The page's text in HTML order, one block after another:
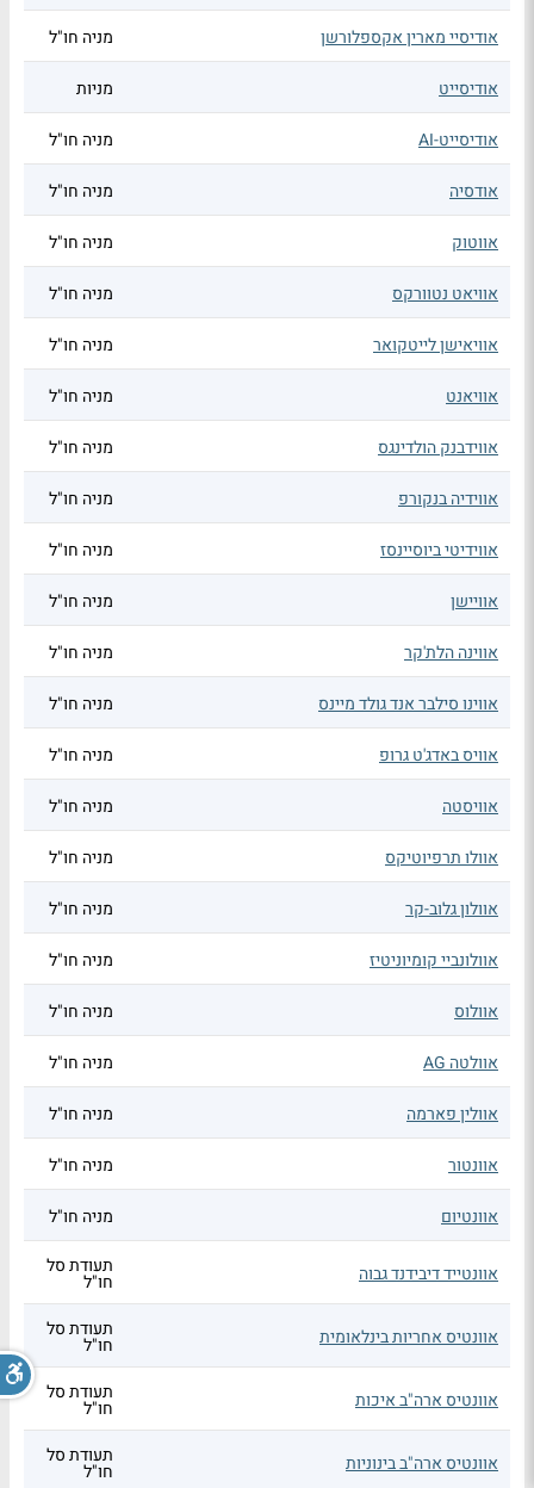
אודיסיי מארין אקספלורשן מניה חו"ל
אודיסייט מניות
אודיסייט-AI מניה חו"ל
אודסיה מניה חו"ל
אווטוק מניה חו"ל
אוויאט נטוורקס מניה חו"ל
אוויאישן לייטקואר מניה חו"ל
אוויאנט מניה חו"ל
אווידבנק הולדינגס מניה חו"ל
אווידיה בנקורפ מניה חו"ל
אווידיטי ביוסיינסז מניה חו"ל
אוויישן מניה חו"ל
אווינה הלת'קר מניה חו"ל
אווינו סילבר אנד גולד מיינס מניה חו"ל
אוויס באדג'ט גרופ מניה חו"ל
אוויסטה מניה חו"ל
אוולו תרפיוטיקס מניה חו"ל
אוולון גלוב-קר מניה חו"ל
אוולונביי קומיוניטיז מניה חו"ל
אוולוס מניה חו"ל
אוולטה AG מניה חו"ל
אוולין פארמה מניה חו"ל
אוונטור מניה חו"ל
אוונטיום מניה חו"ל
אוונטייד דיבידנד גבוה תעודת סל
חו"ל
אוונטיס אחריות בינלאומית תעודת סל
חו"ל
אוונטיס ארה"ב איכות תעודת סל
חו"ל
אוונטיס ארה"ב בינוניות תעודת סל
חו"ל